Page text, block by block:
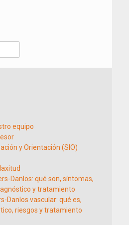
equipo
y Orientación (SIO)
Danlos: qué son, síntomas,
y tratamiento
Danlos vascular: qué es,
riesgos y tratamiento